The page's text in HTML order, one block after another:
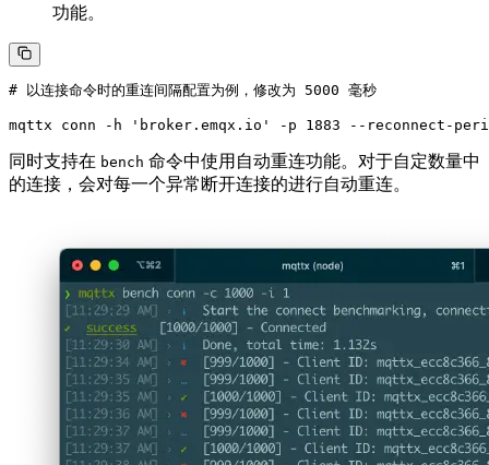
功能。
# 以连接命令时的重连间隔配置为例，修改为 5000 毫秒
同时支持在 bench 命令中使用自动重连功能。对于自定数量中
的连接，会对每一个异常断开连接的进行自动重连。